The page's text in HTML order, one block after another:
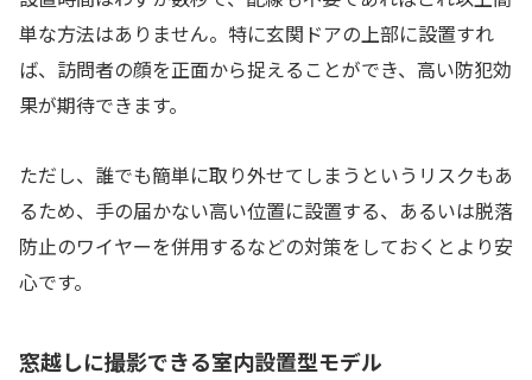
単な方法はありません。特に玄関ドアの上部に設置すれ
ば、訪問者の顔を正面から捉えることができ、高い防犯効
果が期待できます。
ただし、誰でも簡単に取り外せてしまうというリスクもあ
るため、手の届かない高い位置に設置する、あるいは脱落
防止のワイヤーを併用するなどの対策をしておくとより安
心です。
窓越しに撮影できる室内設置型モデル